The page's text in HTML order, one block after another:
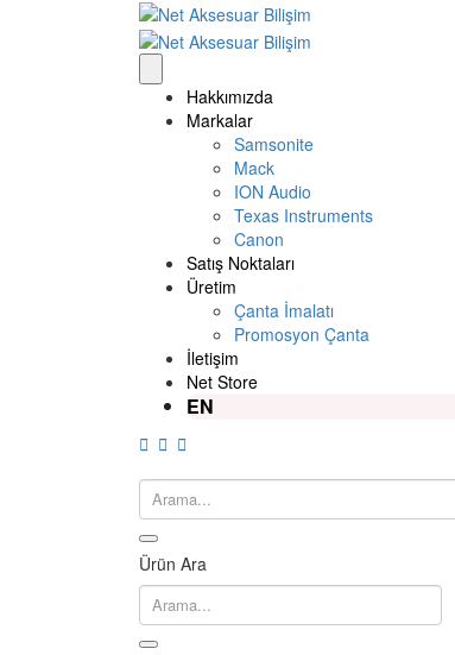
Hakkımızda
Markalar
Samsonite
Mack
ION Audio
Texas Instruments
Canon
Satış Noktaları
Üretim
Çanta İmalatı
Promosyon Çanta
İletişim
Net Store
EN
Ürün Ara